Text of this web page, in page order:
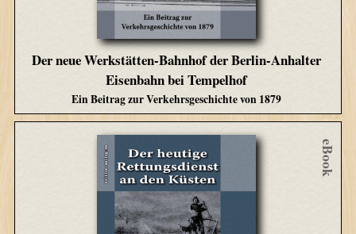
Der neue Werkstätten-Bahnhof der Berlin-Anhalter
Eisenbahn bei Tempelhof
Ein Beitrag zur Verkehrsgeschichte von 1879
eBook